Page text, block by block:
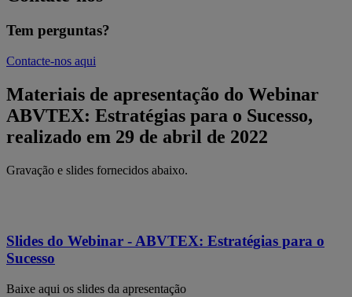
Tem perguntas?
Contacte-nos aqui
Materiais de apresentação do Webinar
ABVTEX: Estratégias para o Sucesso,
realizado em 29 de abril de 2022
Gravação e slides fornecidos abaixo.
Slides do Webinar - ABVTEX: Estratégias para o
Sucesso
Baixe aqui os slides da apresentação